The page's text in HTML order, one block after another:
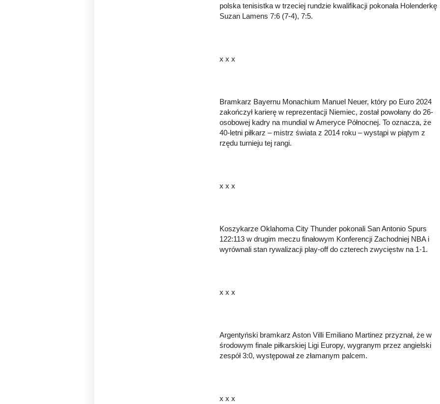
polska tenisistka w trzeciej rundzie kwalifikacji pokonała Holenderkę
Suzan Lamens 7:6 (7-4), 7:5.
x x x
Bramkarz Bayernu Monachium Manuel Neuer, który po Euro 2024
zakończył karierę w reprezentacji Niemiec, został powołany do 26-
osobowej kadry na mundial w Ameryce Północnej. To oznacza, że
40-letni piłkarz – mistrz świata z 2014 roku – wystąpi w piątym z
rzędu turnieju tej rangi.
x x x
Koszykarze Oklahoma City Thunder pokonali San Antonio Spurs
122:113 w drugim meczu finałowym Konferencji Zachodniej NBA i
wyrównali stan rywalizacji play-off do czterech zwycięstw na 1-1.
x x x
Argentyński bramkarz Aston Villi Emiliano Martinez przyznał, że w
środowym finale piłkarskiej Ligi Europy, wygranym przez angielski
zespół 3:0, występował ze złamanym palcem.
x x x